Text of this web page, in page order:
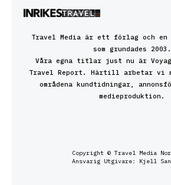
Travel Media är ett förlag och en
som grundades 2003.
Våra egna titlar just nu är
Travel Report. Härtill arbetar vi
områdena kundtidningar,
medieproduktion.
Copyright © Travel Media
Ansvarig Utgivare: Kjell